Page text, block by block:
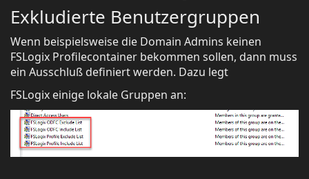
Exkludierte Benutzergruppen
Wenn beispielsweise die Domain Admins keinen
FSLogix Profilecontainer bekommen sollen, dann muss
ein Ausschluß definiert werden. Dazu legt
FSLogix einige lokale Gruppen an: